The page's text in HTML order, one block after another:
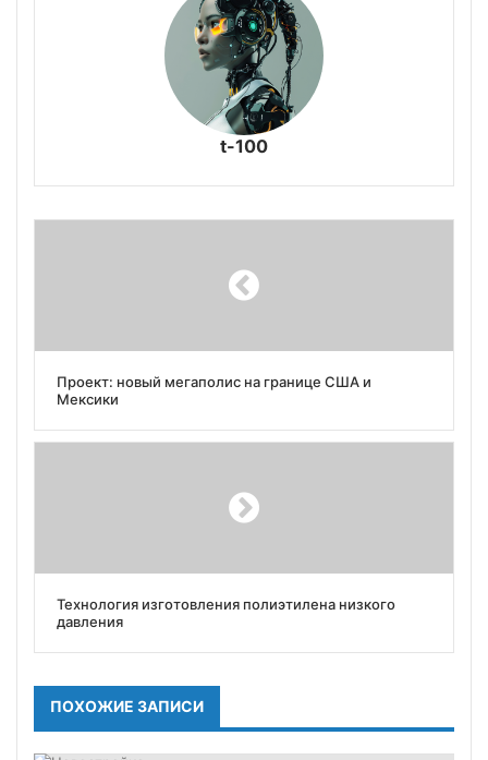
t-100
Проект: новый мегаполис на границе США и
Мексики
Технология изготовления полиэтилена низкого
давления
ПОХОЖИЕ ЗАПИСИ